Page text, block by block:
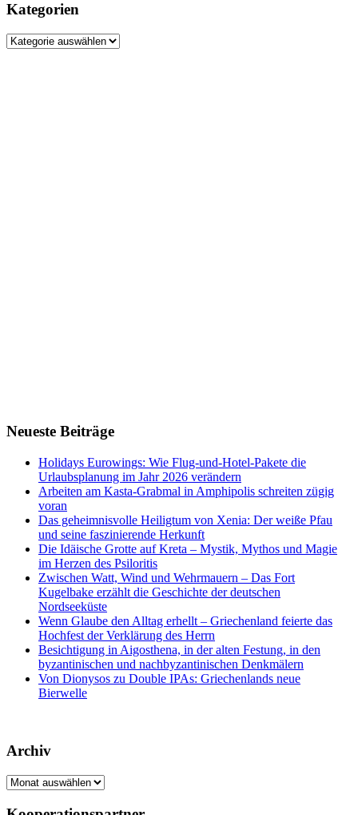
Kategorien
Kategorien
Neueste Beiträge
Holidays Eurowings: Wie Flug-und-Hotel-Pakete die
Urlaubsplanung im Jahr 2026 verändern
Arbeiten am Kasta-Grabmal in Amphipolis schreiten zügig
voran
Das geheimnisvolle Heiligtum von Xenia: Der weiße Pfau
und seine faszinierende Herkunft
Die Idäische Grotte auf Kreta – Mystik, Mythos und Magie
im Herzen des Psiloritis
Zwischen Watt, Wind und Wehrmauern – Das Fort
Kugelbake erzählt die Geschichte der deutschen
Nordseeküste
Wenn Glaube den Alltag erhellt – Griechenland feierte das
Hochfest der Verklärung des Herrn
Besichtigung in Aigosthena, in der alten Festung, in den
byzantinischen und nachbyzantinischen Denkmälern
Von Dionysos zu Double IPAs: Griechenlands neue
Bierwelle
Archiv
Archiv